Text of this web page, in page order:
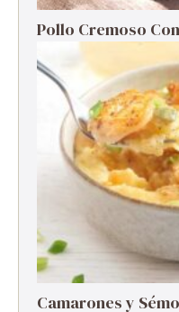
Pollo Cremoso
Camarones y